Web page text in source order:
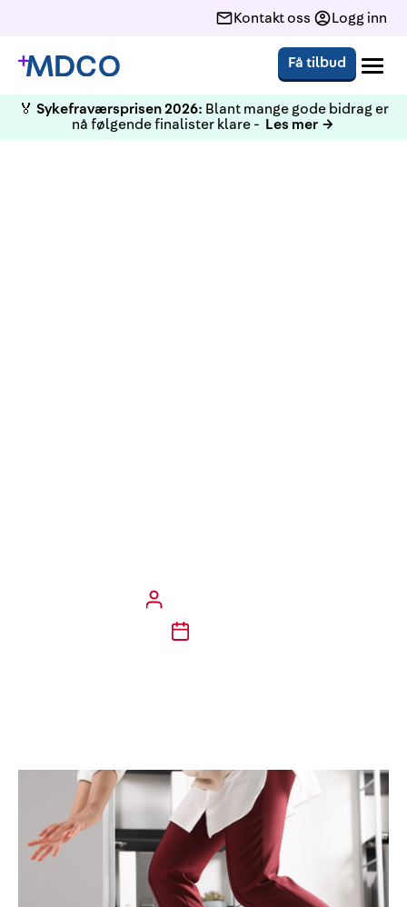
Kontakt oss Logg inn
Få tilbud
🏅 Sykefraværsprisen 2026: Blant mange gode bidrag er
nå følgende finalister klare -
Les mer →